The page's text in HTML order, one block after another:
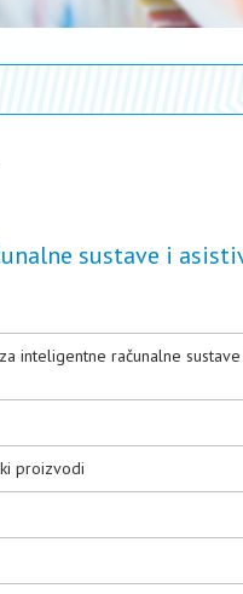
sustave i
inteligentne računalne
proizvodi